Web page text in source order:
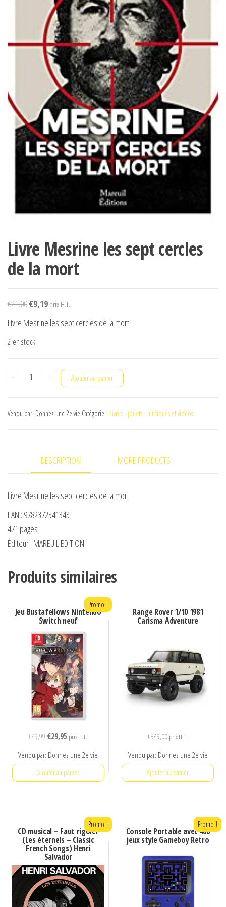
Livre Mesrine les sept cercles
de la mort
€21,00Le
prix
était :
€9,19Le
prix
prix H.T.
Livre Mesrine les sept cercles de la mort
2 en stock
-
quantité
Mesrine
cercles
mort
+ Ajouter au panier
Vendu par: Donnez une 2e vie Catégorie : Livres - jouets - musiques et vidéos
DESCRIPTION MORE PRODUCTS
Livre Mesrine les sept cercles de la mort
EAN : 9782372541343
471 pages
Éditeur : MAREUIL EDITION
Produits similaires
Jeu Bustafellows Nintendo
Switch neuf
Promo !
€49,99Le
initial
était :
€49,99.
€29,95 Le
actuel
est :
€29,95.
prix H.T.
Vendu par: Donnez une 2e vie
Ajouter au panier
Range Rover 1/10 1981
Carisma Adventure
€349,00 prix H.T.
Vendu par: Donnez une 2e vie
Ajouter au panier
CD musical – Faut rigoler
(Les éternels – Classic
French Songs) Henri
Salvador
Promo !
Console Portable avec 400
jeux style Gameboy Retro
Promo !